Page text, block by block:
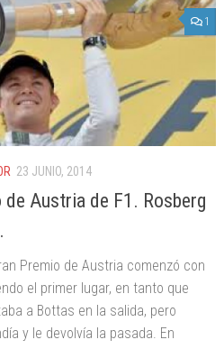
1
23 JUNIO, 2014
de Austria de F1. Rosberg
Premio de Austria comenzó con
el primer lugar, en tanto que
a Bottas en la salida, pero
y le devolvía la pasada. En